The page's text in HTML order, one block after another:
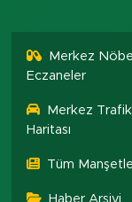
Merkez
Eczaneler
Merkez
Haritası
Tüm
Haber Arşivi